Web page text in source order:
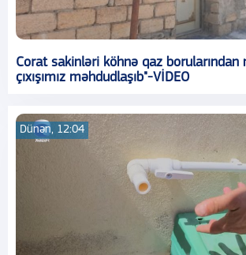
Corat sakinləri köhnə qaz borularından
çıxışımız məhdudlaşıb"-VİDEO
Dünən, 12:04